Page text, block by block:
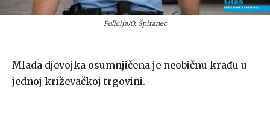
Policija/O. Špiranec
Mlada djevojka osumnjičena je neobičnu krađu u
jednoj križevačkoj trgovini.